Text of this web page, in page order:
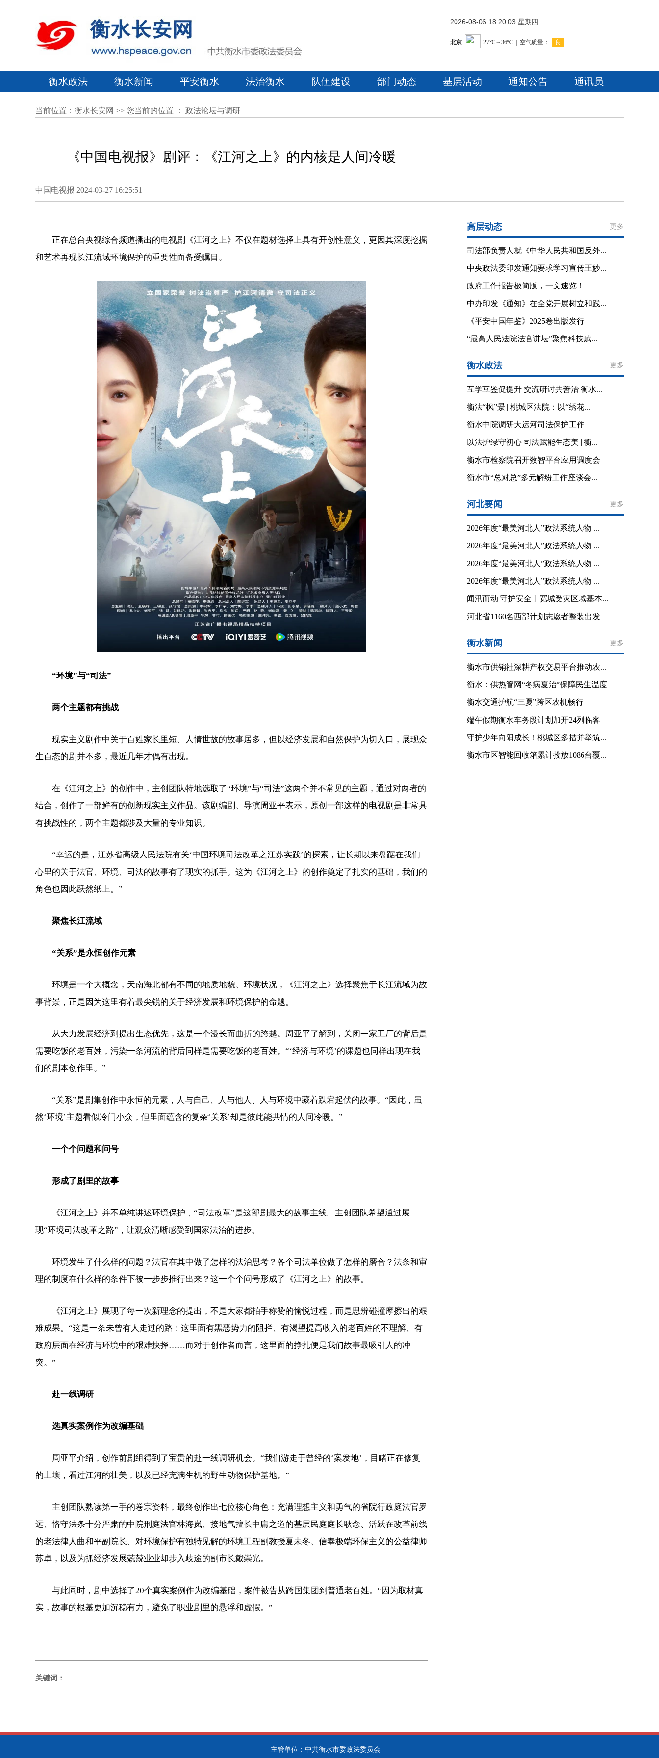
2026-08-06 18:20:04 星期四
衡水政法 衡水新闻 平安衡水 法治衡水 队伍建设 部门动态 基层活动 通知公告 通讯员
当前位置： 衡水长安网 >> 您当前的位置 ： 政法论坛与调研
《中国电视报》剧评：《江河之上》的内核是人间冷暖
中国电视报 2024-03-27 16:25:51
正在总台央视综合频道播出的电视剧《江河之上》不仅在题材选择上具有开创性意义，更因其深度挖掘
和艺术再现长江流域环境保护的重要性而备受瞩目。
“环境”与“司法”
两个主题都有挑战
现实主义剧作中关于百姓家长里短、人情世故的故事居多，但以经济发展和自然保护为切入口，展现众
生百态的剧并不多，最近几年才偶有出现。
在《江河之上》的创作中，主创团队特地选取了“环境”与“司法”这两个并不常见的主题，通过对两者的
结合，创作了一部鲜有的创新现实主义作品。该剧编剧、导演周亚平表示，原创一部这样的电视剧是非常具
有挑战性的，两个主题都涉及大量的专业知识。
“幸运的是，江苏省高级人民法院有关‘中国环境司法改革之江苏实践’的探索，让长期以来盘踞在我们
心里的关于法官、环境、司法的故事有了现实的抓手。这为《江河之上》的创作奠定了扎实的基础，我们的
角色也因此跃然纸上。”
聚焦长江流域
“关系”是永恒创作元素
环境是一个大概念，天南海北都有不同的地质地貌、环境状况，《江河之上》选择聚焦于长江流域为故
事背景，正是因为这里有着最尖锐的关于经济发展和环境保护的命题。
从大力发展经济到提出生态优先，这是一个漫长而曲折的跨越。周亚平了解到，关闭一家工厂的背后是
需要吃饭的老百姓，污染一条河流的背后同样是需要吃饭的老百姓。“‘经济与环境’的课题也同样出现在我
们的剧本创作里。”
“关系”是剧集创作中永恒的元素，人与自己、人与他人、人与环境中藏着跌宕起伏的故事。“因此，虽
然‘环境’主题看似冷门小众，但里面蕴含的复杂‘关系’却是彼此能共情的人间冷暖。”
一个个问题和问号
形成了剧里的故事
《江河之上》并不单纯讲述环境保护，“司法改革”是这部剧最大的故事主线。主创团队希望通过展
现“环境司法改革之路”，让观众清晰感受到国家法治的进步。
环境发生了什么样的问题？法官在其中做了怎样的法治思考？各个司法单位做了怎样的磨合？法条和审
理的制度在什么样的条件下被一步步推行出来？这一个个问号形成了《江河之上》的故事。
《江河之上》展现了每一次新理念的提出，不是大家都拍手称赞的愉悦过程，而是思辨碰撞摩擦出的艰
难成果。“这是一条未曾有人走过的路：这里面有黑恶势力的阻拦、有渴望提高收入的老百姓的不理解、有
政府层面在经济与环境中的艰难抉择……而对于创作者而言，这里面的挣扎便是我们故事最吸引人的冲
突。”
赴一线调研
选真实案例作为改编基础
周亚平介绍，创作前剧组得到了宝贵的赴一线调研机会。“我们游走于曾经的‘案发地’，目睹正在修复
的土壤，看过江河的壮美，以及已经充满生机的野生动物保护基地。”
主创团队熟读第一手的卷宗资料，最终创作出七位核心角色：充满理想主义和勇气的省院行政庭法官罗
远、恪守法条十分严肃的中院刑庭法官林海岚、接地气擅长中庸之道的基层民庭庭长耿念、活跃在改革前线
的老法律人曲和平副院长、对环境保护有独特见解的环境工程副教授夏未冬、信奉极端环保主义的公益律师
苏卓，以及为抓经济发展兢兢业业却步入歧途的副市长戴崇光。
与此同时，剧中选择了20个真实案例作为改编基础，案件被告从跨国集团到普通老百姓。“因为取材真
实，故事的根基更加沉稳有力，避免了职业剧里的悬浮和虚假。”
关键词：
高层动态 更多
司法部负责人就《中华人民共和国反外...
中央政法委印发通知要求学习宣传王妙...
政府工作报告极简版，一文速览！
中办印发《通知》在全党开展树立和践...
《平安中国年鉴》2025卷出版发行
“最高人民法院法官讲坛”聚焦科技赋...
衡水政法 更多
互学互鉴促提升 交流研讨共善治 衡水...
衡法“枫”景 | 桃城区法院：以“绣花...
衡水中院调研大运河司法保护工作
以法护绿守初心 司法赋能生态美 | 衡...
衡水市检察院召开数智平台应用调度会
衡水市“总对总”多元解纷工作座谈会...
河北要闻 更多
2026年度“最美河北人”政法系统人物 ...
2026年度“最美河北人”政法系统人物 ...
2026年度“最美河北人”政法系统人物 ...
2026年度“最美河北人”政法系统人物 ...
闻汛而动 守护安全丨宽城受灾区域基本...
河北省1160名西部计划志愿者整装出发
衡水新闻 更多
衡水市供销社深耕产权交易平台推动农...
衡水：供热管网“冬病夏治”保障民生温度
衡水交通护航“三夏”跨区农机畅行
端午假期衡水车务段计划加开24列临客
守护少年向阳成长！桃城区多措并举筑...
衡水市区智能回收箱累计投放1086台覆...
主管单位：中共衡水市委政法委员会